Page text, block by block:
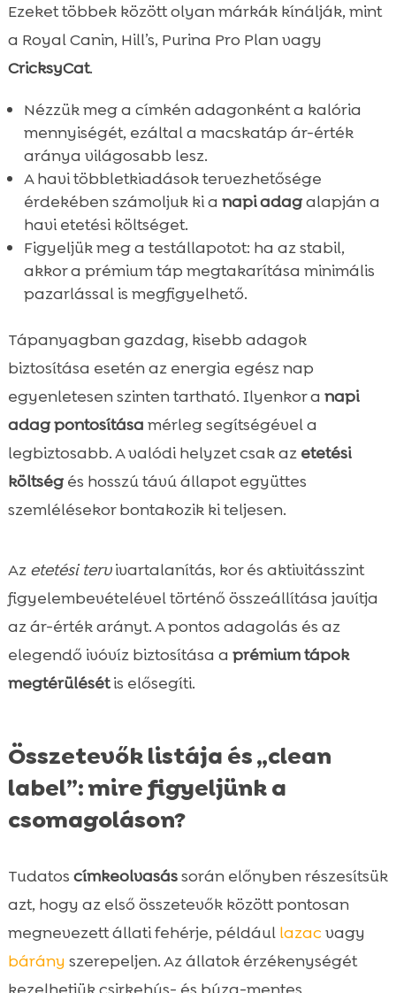
Ezeket többek között olyan márkák kínálják, mint
a Royal Canin, Hill’s, Purina Pro Plan vagy
CricksyCat.
Nézzük meg a címkén adagonként a kalória
mennyiségét, ezáltal a macskatáp ár-érték
aránya világosabb lesz.
A havi többletkiadások tervezhetősége
érdekében számoljuk ki a napi adagalapján a
havi etetési költséget.
Figyeljük meg a testállapotot: ha az stabil,
akkor a prémium táp megtakarítása minimális
pazarlással is megfigyelhető.
Tápanyagban gazdag, kisebb adagok
biztosítása esetén az energia egész nap
egyenletesen szinten tartható. Ilyenkor a napi
adag pontosítása mérleg segítségével a
legbiztosabb. A valódi helyzet csak az etetési
költségés hosszú távú állapot együttes
szemlélésekor bontakozik ki teljesen.
Az etetési tervivartalanítás, kor és aktivitásszint
figyelembevételével történő összeállítása javítja
az ár-érték arányt. A pontos adagolás és az
elegendő ivóvíz biztosítása a prémium tápok
megtérülésétis elősegíti.
Összetevők listája és „clean
label”: mire figyeljünk a
csomagoláson?
Tudatos címkeolvasássorán előnyben részesítsük
azt, hogy az első összetevők között pontosan
megnevezett állati fehérje, például lazac vagy
bárány szerepeljen. Az állatok érzékenységét